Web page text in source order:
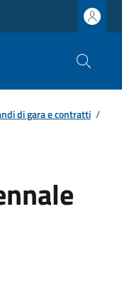
di gara e contratti /